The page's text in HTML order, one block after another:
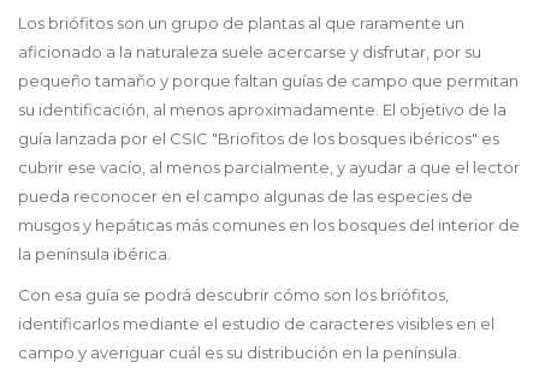
Los briófitos son un grupo de plantas al que raramente un
aficionado a la naturaleza suele acercarse y disfrutar, por su
pequeño tamaño y porque faltan guías de campo que permitan
su identificación, al menos aproximadamente. El objetivo de la
guía lanzada por el CSIC "Briofitos de los bosques ibéricos" es
cubrir ese vacío, al menos parcialmente, y ayudar a que el lector
pueda reconocer en el campo algunas de las especies de
musgos y hepáticas más comunes en los bosques del interior de
la península ibérica.
Con esa guía se podrá descubrir cómo son los briófitos,
identificarlos mediante el estudio de caracteres visibles en el
campo y averiguar cuál es su distribución en la península.